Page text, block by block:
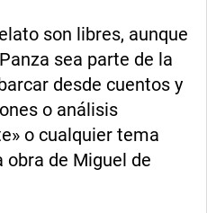
son libres, aunque
sea parte de la
desde cuentos y
o análisis
o cualquier tema
obra de Miguel de